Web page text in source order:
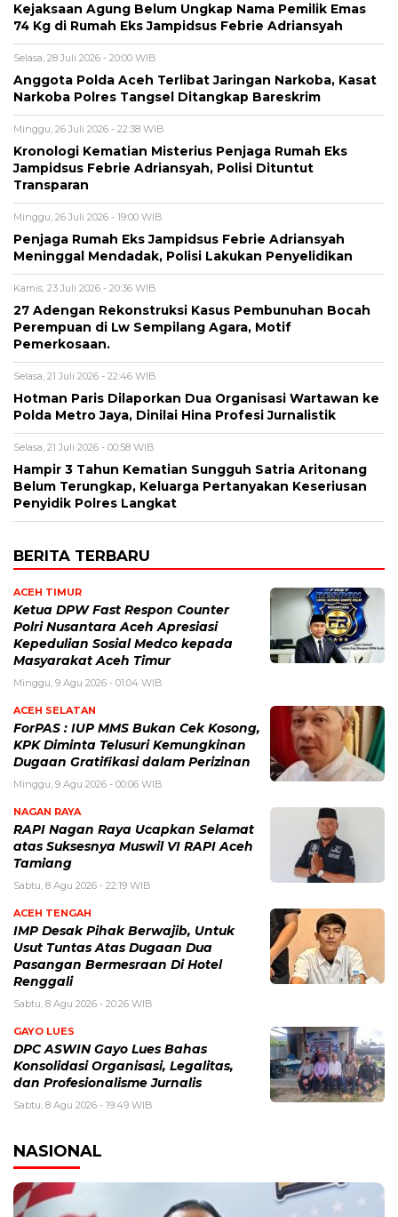
Kejaksaan Agung Belum Ungkap Nama Pemilik Emas
74 Kg di Rumah Eks Jampidsus Febrie Adriansyah
Selasa, 28 Juli 2026 - 20:00 WIB
Anggota Polda Aceh Terlibat Jaringan Narkoba, Kasat
Narkoba Polres Tangsel Ditangkap Bareskrim
Minggu, 26 Juli 2026 - 22:38 WIB
Kronologi Kematian Misterius Penjaga Rumah Eks
Jampidsus Febrie Adriansyah, Polisi Dituntut
Transparan
Minggu, 26 Juli 2026 - 19:00 WIB
Penjaga Rumah Eks Jampidsus Febrie Adriansyah
Meninggal Mendadak, Polisi Lakukan Penyelidikan
Kamis, 23 Juli 2026 - 20:36 WIB
27 Adengan Rekonstruksi Kasus Pembunuhan Bocah
Perempuan di Lw Sempilang Agara, Motif
Pemerkosaan.
Selasa, 21 Juli 2026 - 22:46 WIB
Hotman Paris Dilaporkan Dua Organisasi Wartawan ke
Polda Metro Jaya, Dinilai Hina Profesi Jurnalistik
Selasa, 21 Juli 2026 - 00:58 WIB
Hampir 3 Tahun Kematian Sungguh Satria Aritonang
Belum Terungkap, Keluarga Pertanyakan Keseriusan
Penyidik Polres Langkat
BERITA TERBARU
ACEH TIMUR
Ketua DPW Fast Respon Counter
Polri Nusantara Aceh Apresiasi
Kepedulian Sosial Medco kepada
Masyarakat Aceh Timur
Minggu, 9 Agu 2026 - 01:04 WIB
ACEH SELATAN
ForPAS : IUP MMS Bukan Cek Kosong,
KPK Diminta Telusuri Kemungkinan
Dugaan Gratifikasi dalam Perizinan
Minggu, 9 Agu 2026 - 00:06 WIB
NAGAN RAYA
RAPI Nagan Raya Ucapkan Selamat
atas Suksesnya Muswil VI RAPI Aceh
Tamiang
Sabtu, 8 Agu 2026 - 22:19 WIB
ACEH TENGAH
IMP Desak Pihak Berwajib, Untuk
Usut Tuntas Atas Dugaan Dua
Pasangan Bermesraan Di Hotel
Renggali
Sabtu, 8 Agu 2026 - 20:26 WIB
GAYO LUES
DPC ASWIN Gayo Lues Bahas
Konsolidasi Organisasi, Legalitas,
dan Profesionalisme Jurnalis
Sabtu, 8 Agu 2026 - 19:49 WIB
NASIONAL